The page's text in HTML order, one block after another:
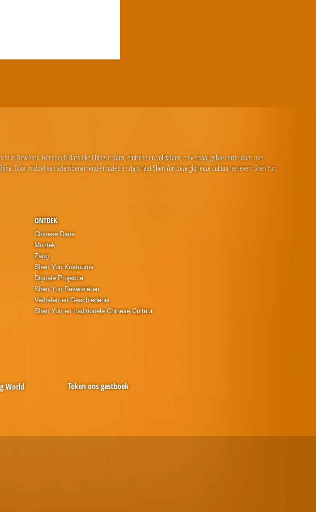
in New York. Het speelt klassieke Chinese dans, etnische en volksdans, en verhaal gebaseerde dans met
Door middel van adembenemende muziek en dans laat Shen Yun deze glorieuze cultuur herleven. Shen Yun,
ONTDEK
Chinese Dans
Muziek
Zang
Shen Yun Kostuums
Digitale Projectie
Shen Yun Rekwisieten
Verhalen en Geschiedenis
Shen Yun en traditionele Chinese Cultuur
World Teken ons gastboek